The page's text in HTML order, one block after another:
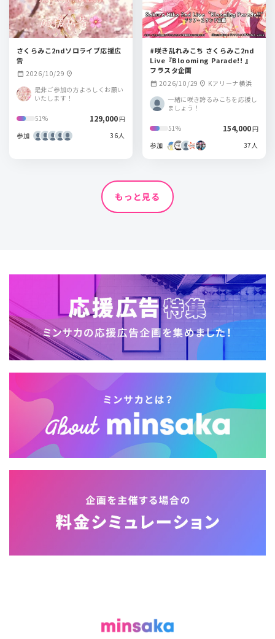
さくらみこ2ndソロライブ応援広
告
calendar_month 2026/10/29 location_on
是非ご参加の方よろしくお願い
いたします！
51% 129,000円
参加
36人
#咲き乱れみこち さくらみこ2nd
Live『Blooming Parade!! 』
フラスタ企画
calendar_month 2026/10/29 location_on Kアリーナ横浜
一緒に咲き誇るみこちを応援し
ましょう！
51% 154,000円
参加
37人
もっと見る